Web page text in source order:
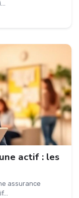
actif : les
assurance